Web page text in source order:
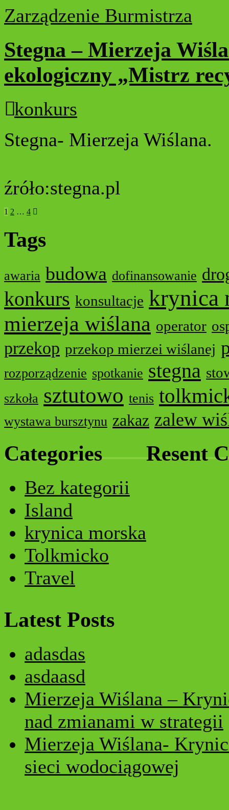
Zarządzenie Burmistrza
Stegna – Mierzeja
ekologiczny „Mistrz
konkurs
Stegna- Mierzeja Wiślana.
źróło:stegna.pl
Stronicowanie
1 2 … 4
Tags
awaria budowa dofinansowanie
konkurs konsultacje krynica
mierzeja wiślana operator
przekop przekop mierzei wiślanej
rozporządzenie spotkanie stegna
szkoła sztutowo tenis
wystawa bursztynu zakaz zalew
Categories
Bez kategorii
Island
krynica morska
Tolkmicko
Travel
Resent
Latest Posts
adasdas
asdaasd
Mierzeja Wiślana –
nad zmianami w strategii
Mierzeja Wiślana-
sieci wodociągowej